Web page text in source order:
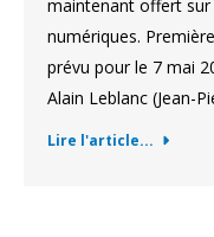
maintenant offert
numériques.
prévu pour le 7 mai
Alain Leblanc (Jean-
Lire l'article...